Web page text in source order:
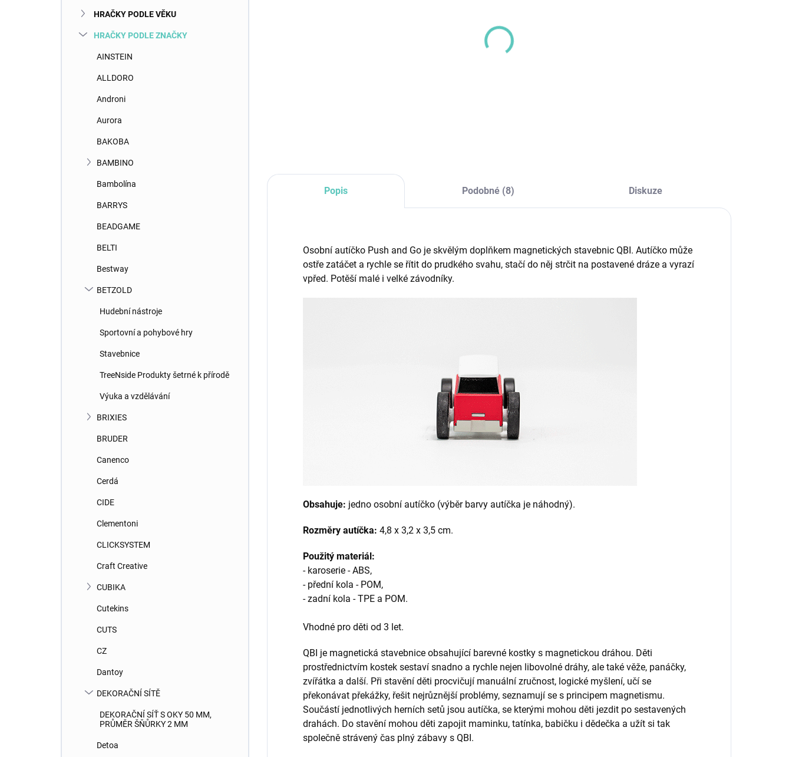
HRAČKY PODLE VĚKU
HRAČKY PODLE ZNAČKY
AINSTEIN
ALLDORO
Androni
Aurora
BAKOBA
BAMBINO
Bambolína
BARRYS
BEADGAME
BELTI
Bestway
BETZOLD
Hudební nástroje
Sportovní a pohybové hry
Stavebnice
TreeNside Produkty šetrné k přírodě
Výuka a vzdělávání
BRIXIES
BRUDER
Canenco
Cerdá
CIDE
Clementoni
CLICKSYSTEM
Craft Creative
CUBIKA
Cutekins
CUTS
CZ
Dantoy
DEKORAČNÍ SÍTĚ
DEKORAČNÍ SÍŤ S OKY 50 MM,
PRŮMĚR ŠŇŮRKY 2 MM
Detoa
Popis Podobné (8) Diskuze
Osobní autíčko Push and Go je skvělým doplňkem magnetických stavebnic QBI. Autíčko může
ostře zatáčet a rychle se řítit do prudkého svahu, stačí do něj strčit na postavené dráze a vyrazí
vpřed. Potěší malé i velké závodníky.
Obsahuje: jedno osobní autíčko (výběr barvy autíčka je náhodný).
Rozměry autíčka: 4,8 x 3,2 x 3,5 cm.
Použitý materiál:
- karoserie - ABS,
- přední kola - POM,
- zadní kola - TPE a POM.
Vhodné pro děti od 3 let.
QBI je magnetická stavebnice obsahující barevné kostky s magnetickou dráhou. Děti
prostřednictvím kostek sestaví snadno a rychle nejen libovolné dráhy, ale také věže, panáčky,
zvířátka a další. Při stavění děti procvičují manuální zručnost, logické myšlení, učí se
překonávat překážky, řešit nejrůznější problémy, seznamují se s principem magnetismu.
Součástí jednotlivých herních setů jsou autíčka, se kterými mohou děti jezdit po sestavených
drahách. Do stavění mohou děti zapojit maminku, tatínka, babičku i dědečka a užít si tak
společně strávený čas plný zábavy s QBI.